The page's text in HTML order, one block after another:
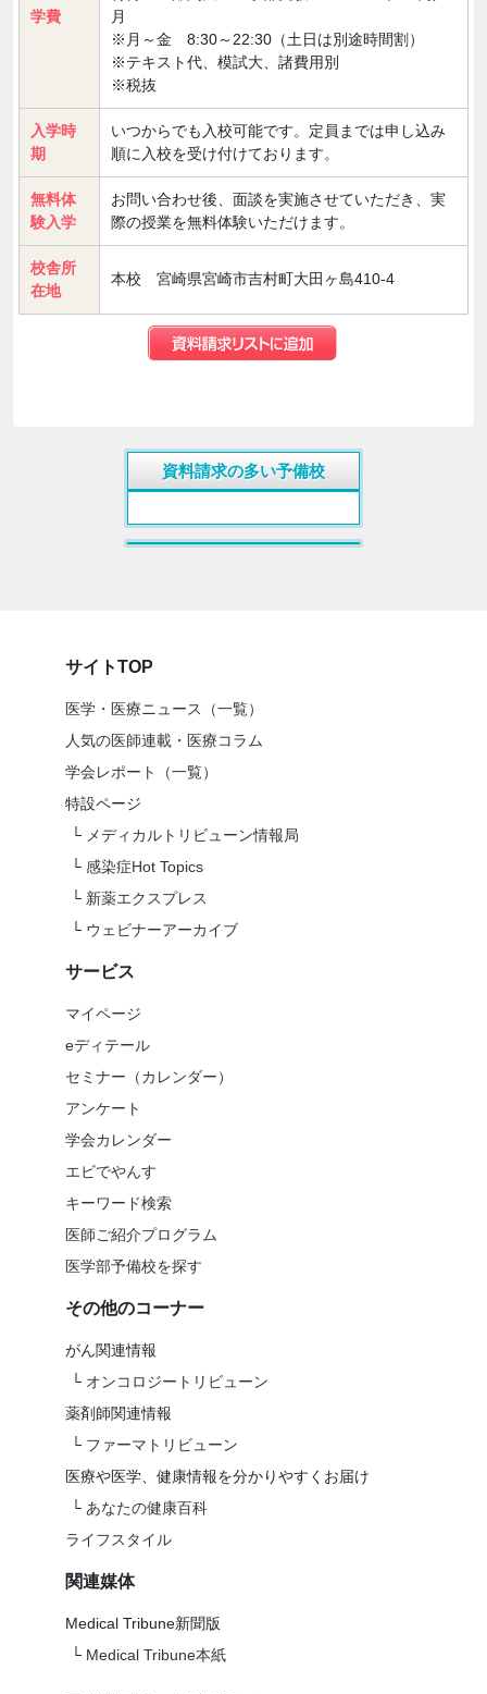
学費
月
※月～金 8:30～22:30（土日は別途時間割）
※テキスト代、模試大、諸費用別
※税抜
入学時
期
いつからでも入校可能です。定員までは申し込み
順に入校を受け付けております。
無料体
験入学
お問い合わせ後、面談を実施させていただき、実
際の授業を無料体験いただけます。
校舎所
在地
本校 宮崎県宮崎市吉村町大田ヶ島410-4
資料請求の多い予備校
サイトTOP
医学・医療ニュース（一覧）
人気の医師連載・医療コラム
学会レポート（一覧）
特設ページ
└ メディカルトリビューン情報局
└ 感染症Hot Topics
└ 新薬エクスプレス
└ ウェビナーアーカイブ
サービス
マイページ
eディテール
セミナー（カレンダー）
アンケート
学会カレンダー
エビでやんす
キーワード検索
医師ご紹介プログラム
医学部予備校を探す
その他のコーナー
がん関連情報
└ オンコロジートリビューン
薬剤師関連情報
└ ファーマトリビューン
医療や医学、健康情報を分かりやすくお届け
└ あなたの健康百科
ライフスタイル
関連媒体
Medical Tribune新聞版
└ Medical Tribune本紙